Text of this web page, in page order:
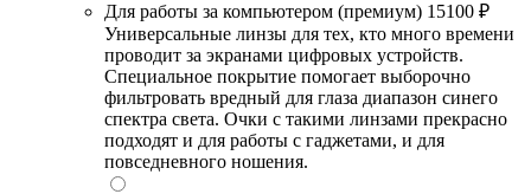
Для работы за компьютером (премиум) 15100 ₽
Универсальные линзы для тех, кто много времени
проводит за экранами цифровых устройств.
Специальное покрытие помогает выборочно
фильтровать вредный для глаза диапазон синего
спектра света. Очки с такими линзами прекрасно
подходят и для работы с гаджетами, и для
повседневного ношения.